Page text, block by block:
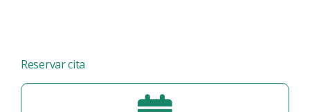
Reservar cita